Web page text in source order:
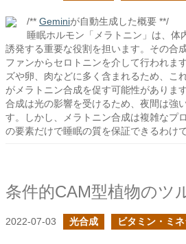
/** Geminiが自動生成した概要 **/
睡眠ホルモン「メラトニン」は、体
誘発する重要な役割を担います。その合
ファンからセロトニンを介して行われま
ズや卵、肉などに多く含まれるため、こ
がメラトニン合成を促す可能性がありま
合成は光の影響を受けるため、夜間は強
す。しかし、メラトニン合成は複雑なプ
の要素だけで睡眠の質を保証できるわけ
条件的CAM型植物のツ
2022-07-03 光合成 ビタミン・ミ